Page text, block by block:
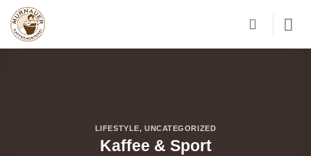
Zum
Inhalt
springen
LIFESTYLE, UNCATEGORIZED
Kaffee & Sport